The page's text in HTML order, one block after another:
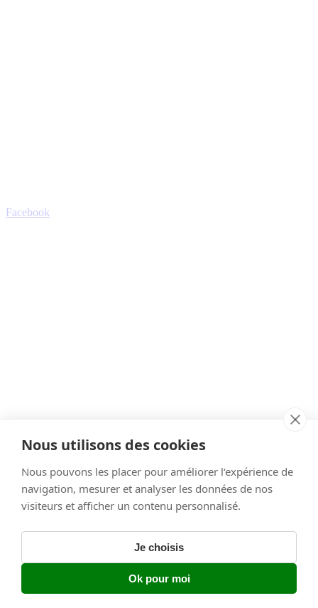
Nous utilisons des cookies
Nous pouvons les placer pour améliorer l‘expérience de
navigation, mesurer et analyser les données de nos
visiteurs et afficher un contenu personnalisé.
Je choisis
Ok pour moi
Facebook
Mentions Légales & CGV •